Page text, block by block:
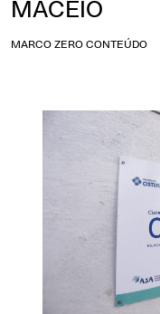
MACEIÓ
MARCO ZERO CONTEÚDO